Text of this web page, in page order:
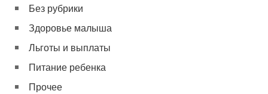
Без рубрики
Здоровье малыша
Льготы и выплаты
Питание ребенка
Прочее